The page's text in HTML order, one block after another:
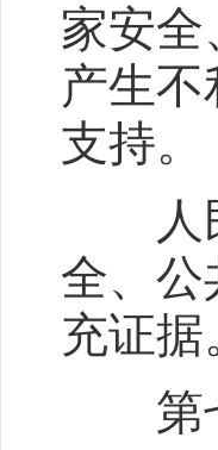
家安
产生
支持。
人民
全、公
充证据
第七